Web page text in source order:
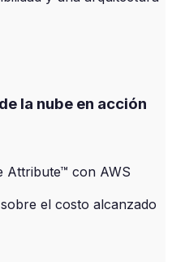
la nube en acción
Attribute™ con AWS
el costo alcanzado